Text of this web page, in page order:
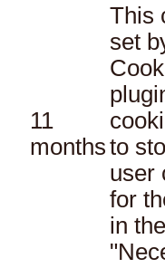
11
months
This
set
to
user
for
in